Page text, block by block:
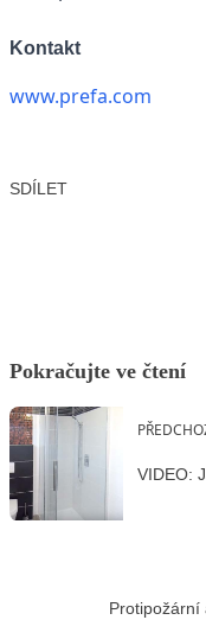
Kontakt
www.prefa.com
SDÍLET
Pokračujte ve čtení
VIDEO:
Protipožární